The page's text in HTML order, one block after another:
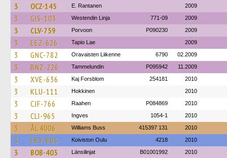
3 OCZ-145 E. Rantanen 2009
3 GIS-103 Westendin Linja 771-09 2009
3 CLV-759 Porvoon P090230 2009
3 EEZ-626 Tapio Lae 2009
3 GNC-782 Oravaisten Liikenne 6790 02.2009
3 BNZ-226 Tammelundin P095942 11.2009
3 XVE-636 Kaj Forsblom 254181 2010
3 KLU-111 Hokkinen 2010
3 CJF-766 Raahen P084869 2010
3 CLI-965 Ingves 1054-1 2010
3 ÅL 4006 Williams Buss 415397 131 2010
3 EKY-803 Koiviston Oulu 4218 2010
3 BOB-403 Länsilinjat B01001992 2010